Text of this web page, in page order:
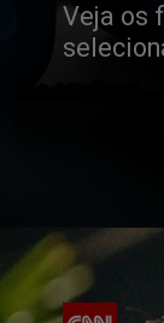
Veja os